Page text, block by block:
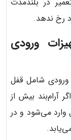
رخ ندهد.
ورودی
ورودی شامل قفل
آرام‌بند بیش از
وارد می‌شود و در